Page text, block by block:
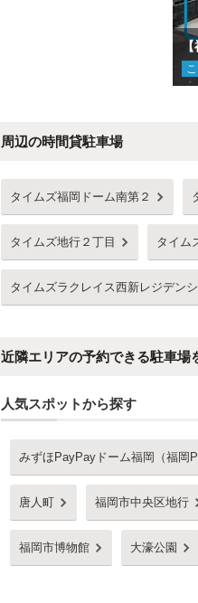
周辺の時間貸駐車場
タイムズ福岡ドーム南第２
タイムズ地行２丁目 タイム
タイムズラクレイス西新レジデン
近隣エリアの予約できる駐車場
人気スポットから探す
みずほPayPayドーム福岡（福岡
唐人町 福岡市中央区地行
福岡市博物館 大濠公園